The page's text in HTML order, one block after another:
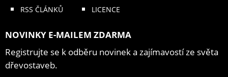
RSS ČLÁNKŮ
LICENCE
NOVINKY E-MAILEM ZDARMA
Registrujte se k odběru novinek a zajímavostí ze světa
dřevostaveb.